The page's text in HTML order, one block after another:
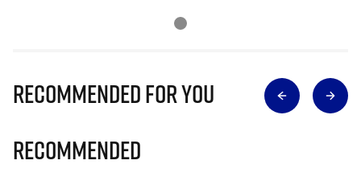
Recommended for you
Recommended